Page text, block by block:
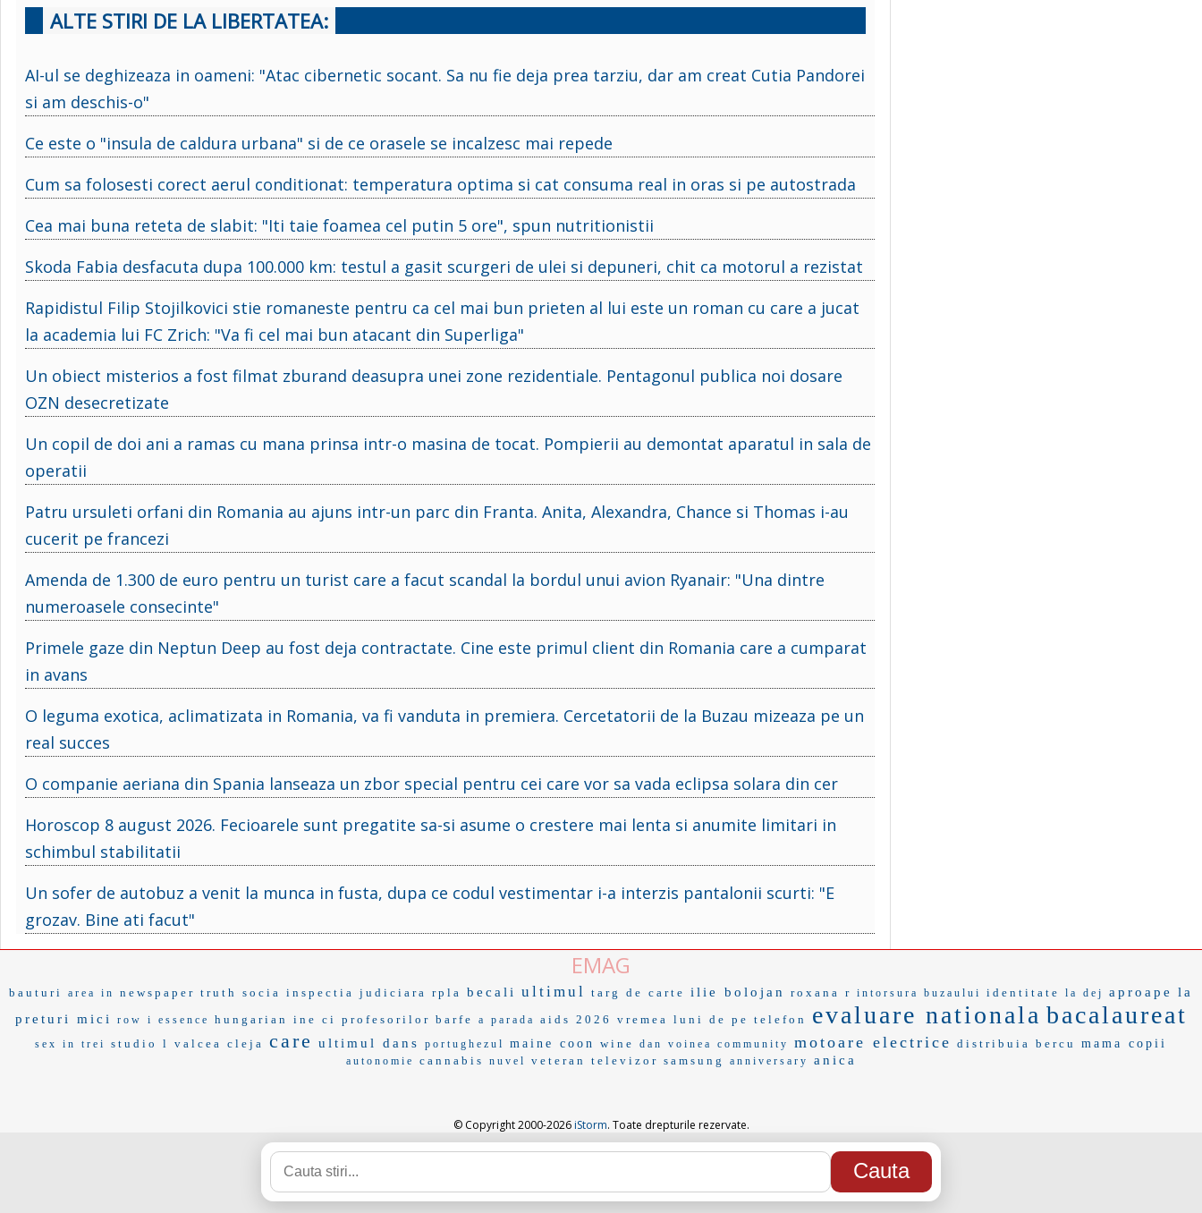
ALTE STIRI DE LA LIBERTATEA:
AI-ul se deghizeaza in oameni: "Atac cibernetic socant. Sa nu fie deja prea tarziu, dar am creat Cutia Pandorei
si am deschis-o"
Ce este o "insula de caldura urbana" si de ce orasele se incalzesc mai repede
Cum sa folosesti corect aerul conditionat: temperatura optima si cat consuma real in oras si pe autostrada
Cea mai buna reteta de slabit: "Iti taie foamea cel putin 5 ore", spun nutritionistii
Skoda Fabia desfacuta dupa 100.000 km: testul a gasit scurgeri de ulei si depuneri, chit ca motorul a rezistat
Rapidistul Filip Stojilkovici stie romaneste pentru ca cel mai bun prieten al lui este un roman cu care a jucat
la academia lui FC Zrich: "Va fi cel mai bun atacant din Superliga"
Un obiect misterios a fost filmat zburand deasupra unei zone rezidentiale. Pentagonul publica noi dosare
OZN desecretizate
Un copil de doi ani a ramas cu mana prinsa intr-o masina de tocat. Pompierii au demontat aparatul in sala de
operatii
Patru ursuleti orfani din Romania au ajuns intr-un parc din Franta. Anita, Alexandra, Chance si Thomas i-au
cucerit pe francezi
Amenda de 1.300 de euro pentru un turist care a facut scandal la bordul unui avion Ryanair: "Una dintre
numeroasele consecinte"
Primele gaze din Neptun Deep au fost deja contractate. Cine este primul client din Romania care a cumparat
in avans
O leguma exotica, aclimatizata in Romania, va fi vanduta in premiera. Cercetatorii de la Buzau mizeaza pe un
real succes
O companie aeriana din Spania lanseaza un zbor special pentru cei care vor sa vada eclipsa solara din cer
Horoscop 8 august 2026. Fecioarele sunt pregatite sa-si asume o crestere mai lenta si anumite limitari in
schimbul stabilitatii
Un sofer de autobuz a venit la munca in fusta, dupa ce codul vestimentar i-a interzis pantalonii scurti: "E
grozav. Bine ati facut"
EMAG
bauturi area in newspaper truth socia inspectia judiciara rpla becali ultimul targ de carte ilie bolojan roxana r intorsura buzaului identitate la dej aproape
la
preturi mici
row i essence hungarian ine ci profesorilor barfe a parada aids 2026 vremea luni de pe telefon evaluare nationala bacalaureat
sex in trei studio l valcea cleja care ultimul dans portughezul maine coon wine dan voinea community motoare electrice distribuia bercu mama copii
autonomie cannabis nuvel veteran televizor samsung anniversary anica
© Copyright 2000-2026iStorm. Toate drepturile rezervate.